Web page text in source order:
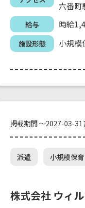
六番
給与 時給
施設形態 小規模
掲載期間 ～2027-03-31
派遣 小規模保育
株式会社 ウィ